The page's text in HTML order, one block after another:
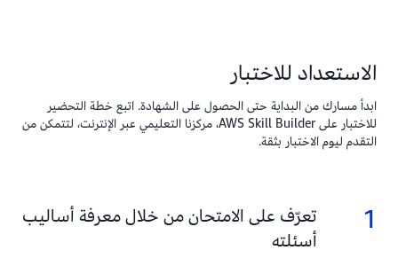
الاستعداد للاختبار
ابدأ مسارك من البداية حتى الحصول على الشهادة. اتبع خطة التحضير
للاختبار على AWS Skill Builder، مركزنا التعليمي عبر الإنترنت، لتتمكن من
التقدم ليوم الاختبار بثقة.
1
1.
تعرّف على الامتحان من خلال معرفة أساليب
أسئلته